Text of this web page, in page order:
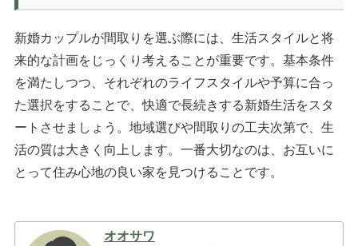
新婚カップルが間取りを選ぶ際には、生活スタイルと将
来的な計画をじっくり考えることが重要です。基本条件
を満たしつつ、それぞれのライフスタイルや予算に合っ
た選択をすることで、快適で長続きする新婚生活をスタ
ートさせましょう。地域選びや間取りの工夫次第で、生
活の質は大きく向上します。一番大切なのは、お互いに
とって住み心地の良い家を見つけることです。
オオサワ